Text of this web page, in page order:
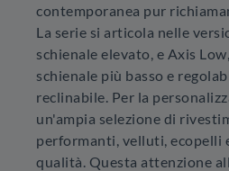
contemporanea pur
La serie si articola nelle
schienale elevato, e Axis
schienale più basso e
reclinabile. Per la
un'ampia selezione di
performanti, velluti, ecopelli
qualità. Questa attenzione